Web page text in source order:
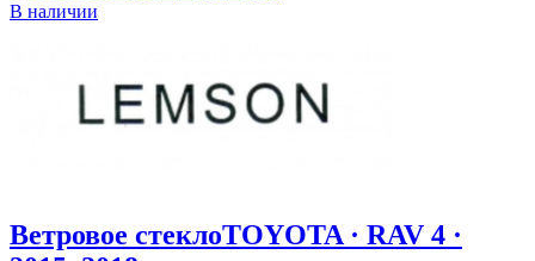
В наличии
Ветровое стеклоTOYOTA · RAV 4 ·